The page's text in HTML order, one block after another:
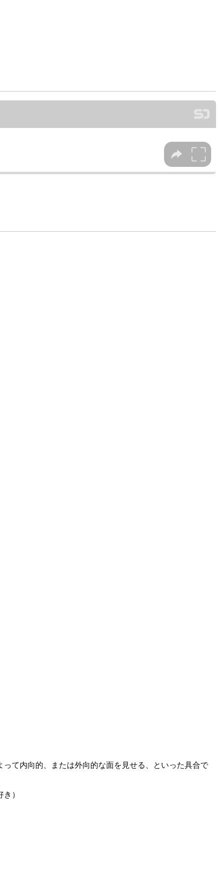
て内向的、または外向的な面を見せる、といった具合で
）